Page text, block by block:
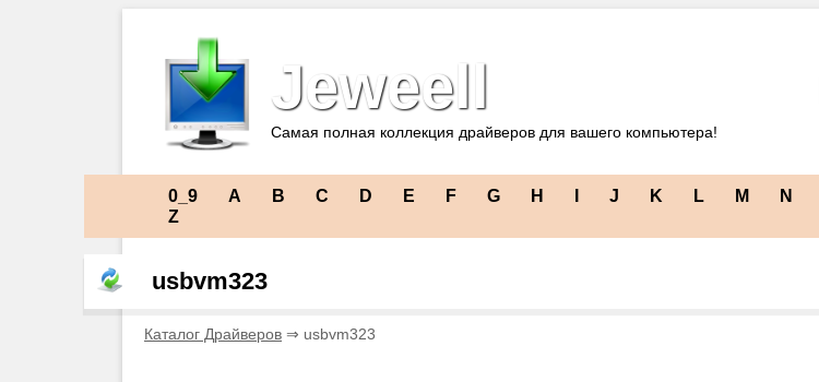
Jeweell
Самая полная коллекция драйверов для вашего компьютера!
0_9 A B C D E F G H J K L M N
Z
usbvm323
Каталог Драйверов ⇒ usbvm323